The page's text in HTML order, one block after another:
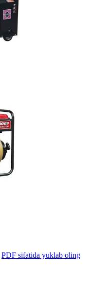
PDF sifatida yuklab oling